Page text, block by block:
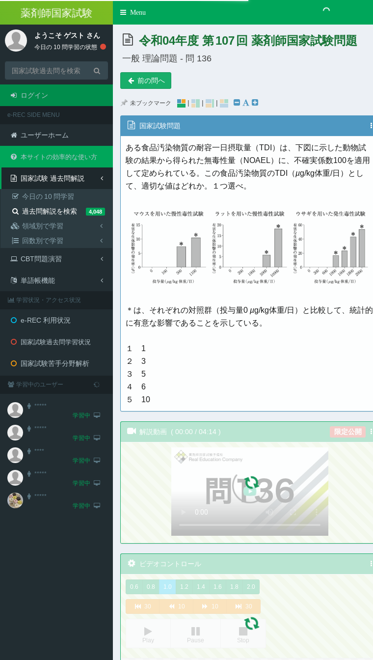
薬剤師国家試験
Toggle
Menu
ようこそ ゲスト さん
今日の 10 問学習の状態
ログイン
e-REC SIDE MENU
ユーザーホーム
本サイトの効率的な使い方
国家試験 過去問解説
今日の 10 問学習
過去問解説を検索
4,048
領域別で学習
回数別で学習
CBT問題演習
単語帳機能
学習状況・アクセス状況
e-REC 利用状況
国家試験過去問学習状況
国家試験苦手分野解析
学習中のユーザー
*****
学習中
*****
学習中
****
学習中
*****
学習中
*****
学習中
令和04年度 第107 回 薬剤師国家試験問題
一般 理論問題 - 問 136
前の問へ
未ブックマーク | | |
国家試験問題
ある食品汚染物質の耐容一日摂取量（TDI）は、下図に示した動物試
験の結果から得られた無毒性量（NOAEL）に、不確実係数100を適用
して定められている。この食品汚染物質のTDI（µg/kg体重/日）とし
て、適切な値はどれか。１つ選べ。
＊は、それぞれの対照群（投与量0 µg/kg体重/日）と比較して、統計的
に有意な影響であることを示している。
１ 1
２ 3
３ 5
４ 6
５ 10
解説動画 (00:00 /04:14 ) 限定公開
ビデオコントロール
0.6 0.8 1.0 1.2 1.4 1.6 1.8 2.0
30 10 10 30
Play Pause Stop